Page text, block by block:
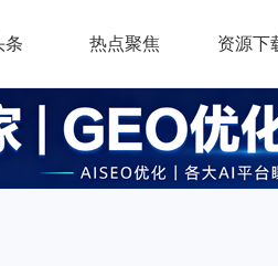
条 热点聚焦 资源下